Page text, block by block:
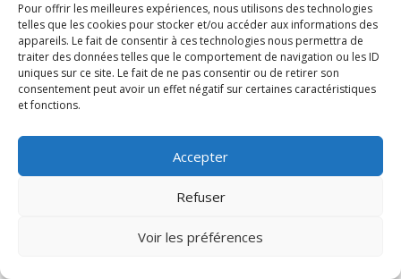
Pour offrir les meilleures expériences, nous utilisons des technologies
telles que les cookies pour stocker et/ou accéder aux informations des
appareils. Le fait de consentir à ces technologies nous permettra de
traiter des données telles que le comportement de navigation ou les ID
uniques sur ce site. Le fait de ne pas consentir ou de retirer son
consentement peut avoir un effet négatif sur certaines caractéristiques
et fonctions.
Accepter
Refuser
Voir les préférences
Un atelier dans les parages du poète
martiniquais Édouard Glissant.
Comment restituer au monde sa
complexité et à la pensée, son inévitable
contingence ?
Et si écrire signifiait se donner le temps
de laisser émerger des fenêtres d’ordre
dans le «chaos-monde» ?